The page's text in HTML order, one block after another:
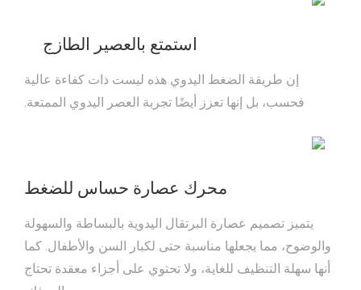
استمتع بالعصير الطازج
إن طريقة الضغط اليدوي هذه ليست ذات كفاءة عالية
فحسب، بل إنها تعزز أيضًا تجربة العصر اليدوي الممتعة.
محرك عصارة حساس للضغط
يتميز تصميم عصارة البرتقال اليدوية بالبساطة والسهولة
والوضوح، مما يجعلها مناسبة حتى لكبار السن والأطفال. كما
أنها سهلة التنظيف للغاية، ولا تحتوي على أجزاء معقدة تحتاج